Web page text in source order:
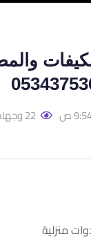
22 وجهات النظر
منزلية